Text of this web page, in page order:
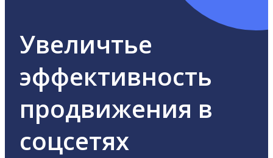
Увеличтье
эффективность
продвижения в
соцсетях